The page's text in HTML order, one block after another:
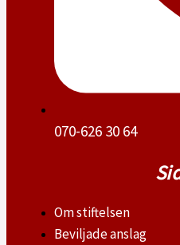
070-626 30 64
Om stiftelsen
Beviljade anslag